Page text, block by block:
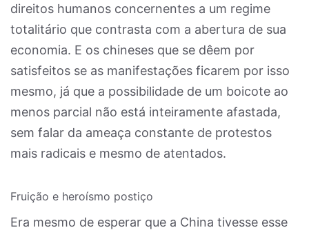
direitos humanos concernentes a um regime
totalitário que contrasta com a abertura de sua
economia. E os chineses que se dêem por
satisfeitos se as manifestações ficarem por isso
mesmo, já que a possibilidade de um boicote ao
menos parcial não está inteiramente afastada,
sem falar da ameaça constante de protestos
mais radicais e mesmo de atentados.
Fruição e heroísmo postiço
Era mesmo de esperar que a China tivesse esse